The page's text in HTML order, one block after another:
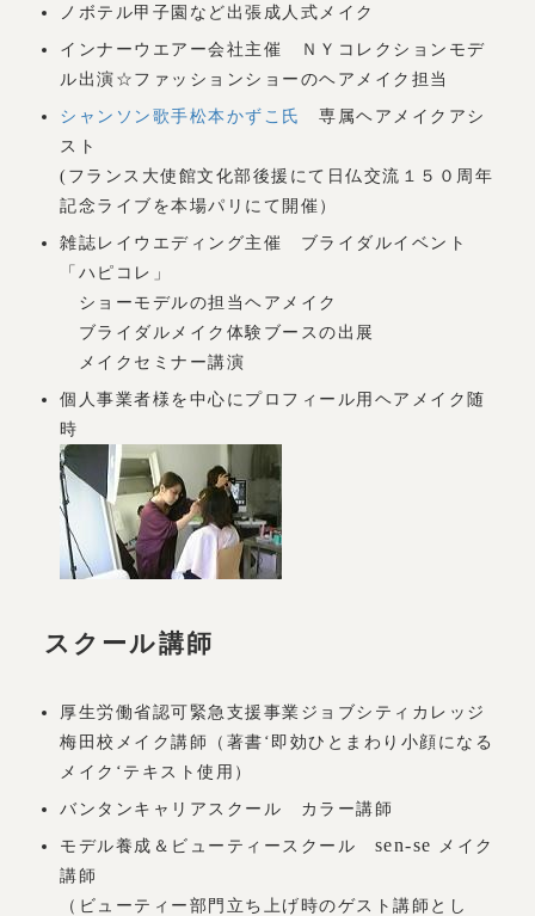
ノボテル甲子園など出張成人式メイク
インナーウエアー会社主催 ＮＹコレクションモデ
ル出演☆ファッションショーのヘアメイク担当
シャンソン歌手松本かずこ氏
専属ヘアメイクアシ
スト
(フランス大使館文化部後援にて日仏交流１５０周年
記念ライブを本場パリにて開催）
雑誌レイウエディング主催 ブライダルイベント
「ハピコレ」
ショーモデルの担当ヘアメイク
ブライダルメイク体験ブースの出展
メイクセミナー講演
個人事業者様を中心にプロフィール用ヘアメイク随
時
スクール講師
厚生労働省認可緊急支援事業ジョブシティカレッジ
梅田校メイク講師（著書‘即効ひとまわり小顔になる
メイク‘テキスト使用）
バンタンキャリアスクール カラー講師
モデル養成＆ビューティースクール sen-se
メイク
講師
（ビューティー部門立ち上げ時のゲスト講師とし